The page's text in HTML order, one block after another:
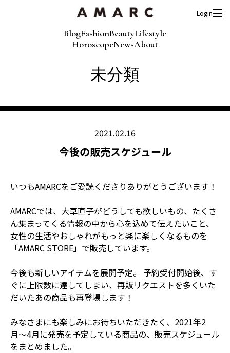
BlogFashionBeautyLifestyle
HoroscopeNewsAbout
Login
未分類
2021.02.16
今後の販売スケジュール
いつもAMARCをご愛読くださりありがとうございます！
AMARCでは、大草直子がどうしても欲しいもの、たくさ
ん集まってくる情報の中から心を込めて伝えたいこと、
女性の生活やおしゃれがもっと楽に楽しくなるもの――を
「AMARC STORE」で販売しています。
今後も新しいアイテムを展開予定。 予約受付開始後、す
ぐに上限数に達してしまい、再販リクエストを多くいた
だいたあの商品も再登場します！
みなさまにも楽しみにお待ちいただきたく、2021年2
月〜4月に発売を予定している商品の、販売スケジュール
をまとめました。